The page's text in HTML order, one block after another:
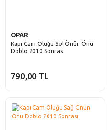
OPAR
Kapı Cam Oluğu Sol Önün Önü
Doblo 2010 Sonrası
790,00 TL